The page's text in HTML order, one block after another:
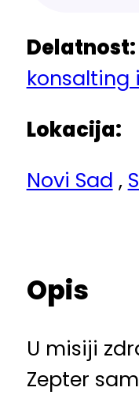
Delatnost:
konsalting
Lokacija:
Novi Sad ,
Opis
U misiji
Zepter